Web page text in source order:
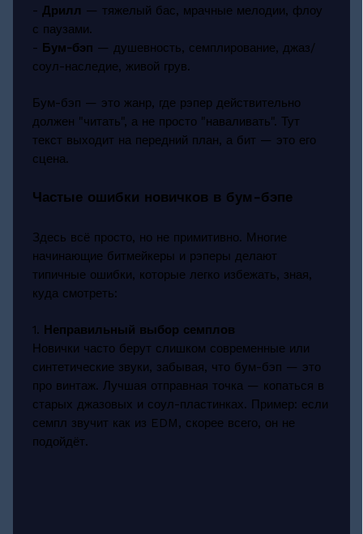
- Дрилл — тяжелый бас, мрачные мелодии, флоу
с паузами.
- Бум-бэп — душевность, семплирование, джаз/
соул-наследие, живой грув.
Бум-бэп — это жанр, где рэпер действительно
должен "читать", а не просто "наваливать". Тут
текст выходит на передний план, а бит — это его
сцена.
Частые ошибки новичков в бум-бэпе
Здесь всё просто, но не примитивно. Многие
начинающие битмейкеры и рэперы делают
типичные ошибки, которые легко избежать, зная,
куда смотреть:
1. Неправильный выбор семплов
Новички часто берут слишком современные или
синтетические звуки, забывая, что бум-бэп — это
про винтаж. Лучшая отправная точка — копаться в
старых джазовых и соул-пластинках. Пример: если
семпл звучит как из EDM, скорее всего, он не
подойдёт.